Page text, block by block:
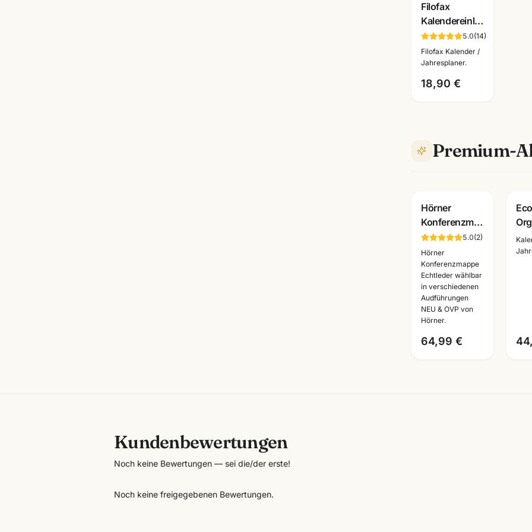
Filofax
Kalendereinlage
A5 2027 · 1
Woche/2
Seiten
deutsch · Art.
27-68540
5.0(14)
Filofax Kalender /
Jahresplaner.
18,90 €
Premium-
Hörner
Konferenzmappe
Echtleder ·
verschiedene
Ausfuehrungen
·
Bueroausstattung
Mannheim
5.0(2)
Hörner
Konferenzmappe
Echtleder wählbar
in verschiedenen
Audführungen
NEU & OVP von
Hörner.
64,99 €
·
Kundenbewertungen
Noch keine Bewertungen — sei die/der erste!
Noch keine freigegebenen Bewertungen.